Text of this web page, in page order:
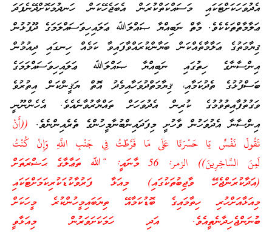
އެދުވަހަކަށްޓަކައި މަސައްކަތްކުރަން އެބަޖެހޭކަން ހަނދުމަކޮށްދޭނެފަދަ
ޢަލާމާތްތަކެކެވެ. މާތް ނަބިއްޔާ ޞައްލަﷲ ޢަލައިހިވަސައްލަމަގެ ދޫފުޅުން
ޤިޔާމަތުގެ ޢަލާމާތެއްކަން ބަޔާންކުރައްވާފައިވާ ކަމެއް ހިނގައި ދިއުމުން
އިންސާނާގެ ހިތުގައި ނަބިއްޔާ ޞައްލަﷲ ޢަލައިހިވަސައްލަމަގެ
ބަސްފުޅުގެ ތެދުކަމާއި، ޤިޔާމަތްދުވަހާއިމެދު އޮތް ޔަޤީންކަން އިތުރުވެ
ވަގުތުފާއިތުވުމުގެ ކުރިން އެދުވަހަށް ތައްޔާރުވާނެއެވެ. އެހެންނޫނީ
އިންސާނާ އެދުވަހުން ވާހުށީ މިފަދައިންބުނާމީހުންގެ ތެރެއިންނެވެ. ((أَنْ
تَقُولَ نَفْسٌ يَا حَسْرَتَا عَلَى مَا فَرَّطْتُ فِي جَنْبِ اللَّهِ وَإِنْ كُنْتُ
لَمِنَ السَّاخِرِينَ)) الزمر: 56 މާނައީ: “ﷲ ތަޢާލާގެ ޙަޟްރަތަށް
(އަދާކުރަންޖެހޭ ވާޖިބުތަކުގައި) މިއަޅާ ފަރުވާކުޑަކުރިކަމަށްޓަކައި
މިއަޅާއަށްހުރި ހިތާމައިގެ ބޮޑުކަމާއޭ ތިޔަބައިމީހުންކުރެ މީހަކަށް
ބުނަންޖެހިދާނެތީއެވެ. އަދި ހަމަކަށަވަރުން މިއަޅާވީ